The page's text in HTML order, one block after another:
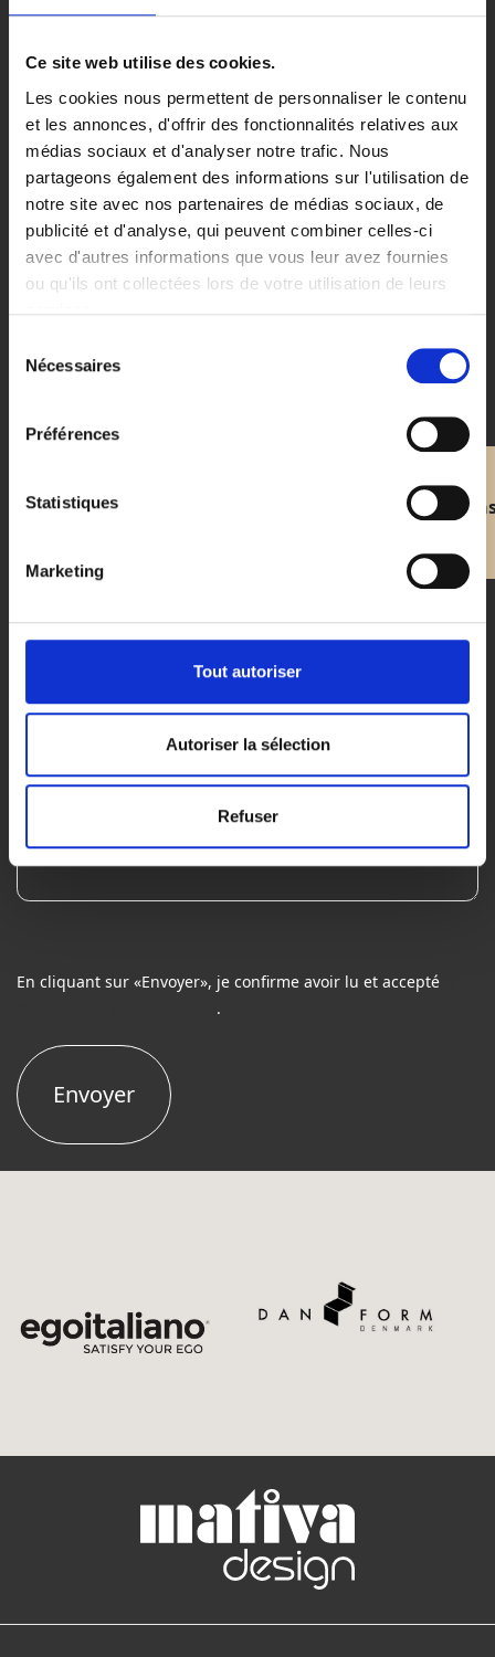
Ce site web utilise des cookies.
Les cookies nous permettent de personnaliser le contenu
et les annonces, d'offrir des fonctionnalités relatives aux
médias sociaux et d'analyser notre trafic. Nous
partageons également des informations sur l'utilisation de
notre site avec nos partenaires de médias sociaux, de
publicité et d'analyse, qui peuvent combiner celles-ci
avec d'autres informations que vous leur avez fournies
ou qu'ils ont collectées lors de votre utilisation de leurs
Nécessaires
Préférences
Statistiques
Marketing
Tout autoriser
Autoriser la sélection
Refuser
Visitez le
Email*
Téléphone
Sujet
En cliquant sur «Envoyer», je confirme avoir lu et accepté
.